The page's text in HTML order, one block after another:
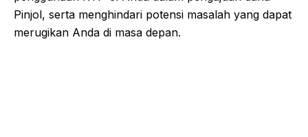
Pinjol, serta menghindari potensi masalah yang dapat
merugikan Anda di masa depan.